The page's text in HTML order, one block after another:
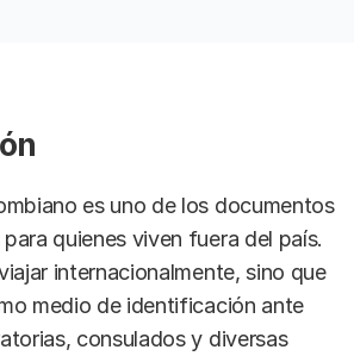
es uno de los documentos
quienes viven fuera del país.
internacionalmente, sino que
medio de identificación ante
consulados y diversas